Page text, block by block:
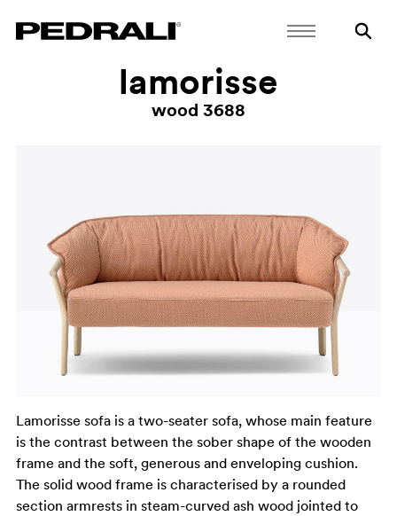
lamorisse
wood 3688
Lamorisse sofa is a two-seater sofa, whose main feature
is the contrast between the sober shape of the wooden
frame and the soft, generous and enveloping cushion.
The solid wood frame is characterised by a rounded
section armrests in steam-curved ash wood jointed to